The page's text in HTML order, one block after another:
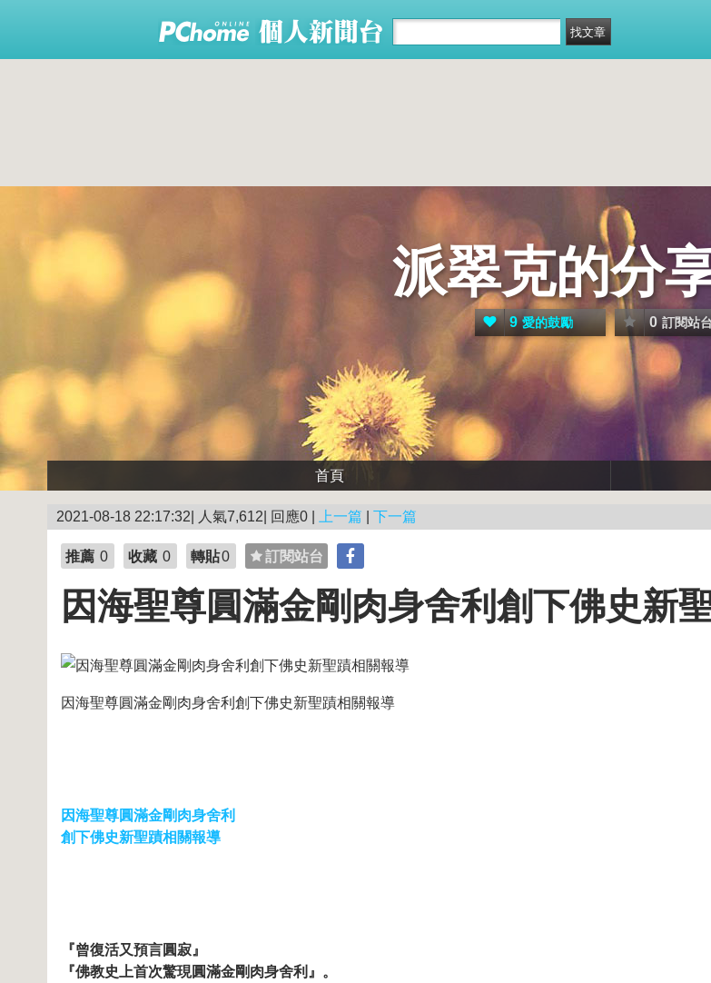
派翠克的分
9 愛的鼓勵 0 訂閱站
首頁
2021-08-18 22:17:32| 人氣7,612| 回應0 | 上一篇 下一篇
推薦 0 收藏 0 轉貼0 訂閱站台
因海聖尊圓滿金剛肉身舍利創下佛史新
因海聖尊圓滿金剛肉身舍利創下佛史新聖蹟相關報導
因海聖尊圓滿金剛肉身舍利
創下佛史新聖蹟相關報導
『曾復活又預言圓寂』
『佛教史上首次驚現圓滿金剛肉身舍利』。